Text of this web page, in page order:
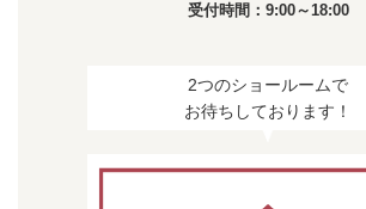
受付時間：9:00～18:00
2つのショールームで
お待ちしております！